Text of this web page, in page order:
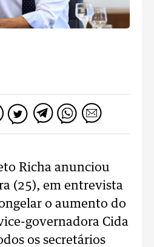
Richa anunciou
(25), em entrevista
o aumento do
governadora Cida
os secretários